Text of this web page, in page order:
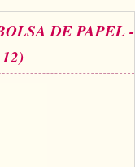
+
+
DE PAPEL -